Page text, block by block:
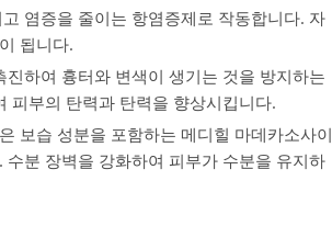
염증을 줄이는 항염증제로 작동합니다. 자
됩니다.
하여 흉터와 변색이 생기는 것을 방지하는
피부의 탄력과 탄력을 향상시킵니다.
보습 성분을 포함하는 메디힐 마데카소사이
분 장벽을 강화하여 피부가 수분을 유지하